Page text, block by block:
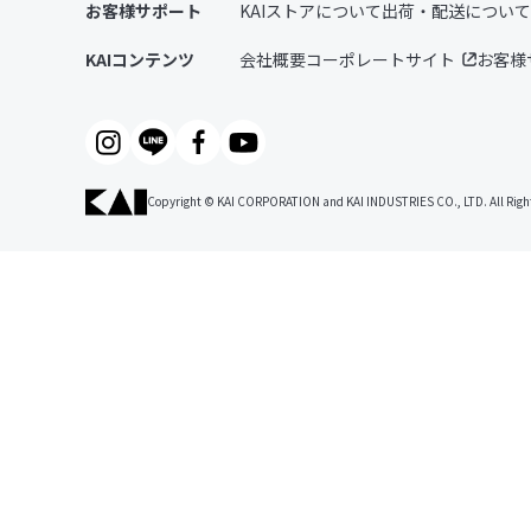
お客様サポート KAIストアについて出荷・配送について
KAIコンテンツ 会社概要コーポレートサイト お客
Copyright © KAI CORPORATION and KAI INDUSTRIES CO., LTD. All